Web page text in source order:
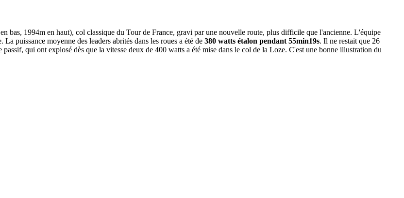
bas, 1994m en haut), col classique du Tour de France, gravi par une nouvelle route, plus difficile que l'ancienne. L'équipe
puissance moyenne des leaders abrités dans les roues a été de 380 watts étalon pendant 55min19s. Il ne restait que 26
qui ont explosé dès que la vitesse deux de 400 watts a été mise dans le col de la Loze. C'est une bonne illustration du